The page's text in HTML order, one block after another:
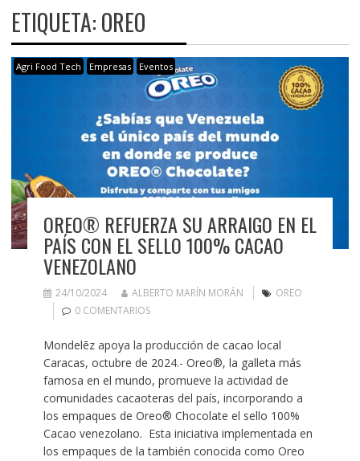
ETIQUETA:OREO
Agri Food Tech Empresas Eventos
OREO® REFUERZA SU ARRAIGO EN EL
PAÍS CON EL SELLO 100% CACAO
VENEZOLANO
24/10/2024 ALBERTO MARÍN MORÁN
OREO
0 COMENTARIOS
Mondelēz apoya la producción de cacao local
Caracas, octubre de 2024.- Oreo®, la galleta más
famosa en el mundo, promueve la actividad de
comunidades cacaoteras del país, incorporando a
los empaques de Oreo® Chocolate el sello 100%
Cacao venezolano. Esta iniciativa implementada en
los empaques de la también conocida como Oreo